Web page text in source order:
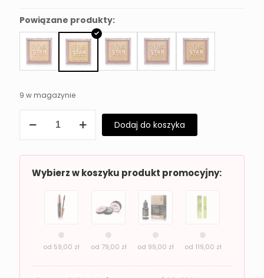
Powiązane produkty:
9 w magazynie
Puder
Revers
SHE
Dodaj do koszyka
Wybierz w koszyku produkt promocyjny:
od 59,00 zł od 79,00 zł od 99,00 zł od 119,00 zł